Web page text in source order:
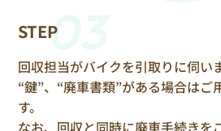
STEP03
回収担当がバイクを引取りに伺い
“鍵”、“廃車書類”がある場合はご
す。